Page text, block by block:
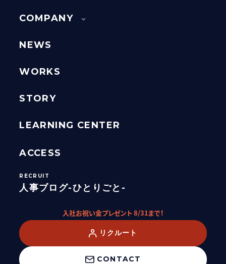
COMPANY
NEWS
WORKS
STORY
LEARNING CENTER
ACCESS
人事ブログ-ひとりごと-
入社お祝い金プレゼント 8/31まで！
リクルート
CONTACT